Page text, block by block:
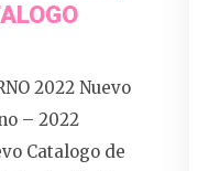
2022 Nuevo
– 2022
Catalogo de